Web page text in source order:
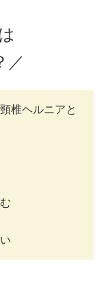
／
椎ヘルニアと